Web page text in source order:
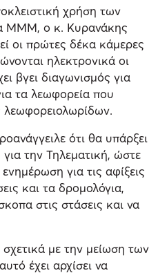
χρήση των
ΜΜΜ, ο κ. Κυρανάκης
οι πρώτες δέκα κάμερες
ηλεκτρονικά οι
βγει διαγωνισμός για
τα λεωφορεία που
λεωφορειολωρίδων.
ότι θα υπάρξει
την Τηλεματική, ώστε
για τις αφίξεις
και τα δρομολόγια,
στις στάσεις και να
με την μείωση των
έχει αρχίσει να